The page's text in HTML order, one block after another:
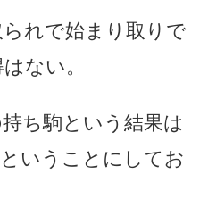
れで始まり取りで
ない。
ち駒という結果は
いうことにしてお